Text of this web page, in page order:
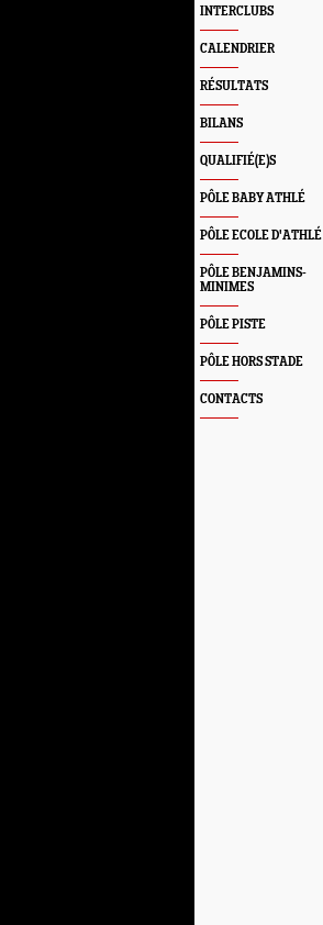
INTERCLUBS
CALENDRIER
RÉSULTATS
BILANS
QUALIFIÉ(E)S
PÔLE BABY ATHLÉ
PÔLE ECOLE D'ATHLÉ
PÔLE BENJAMINS-
MINIMES
PÔLE PISTE
PÔLE HORS STADE
CONTACTS